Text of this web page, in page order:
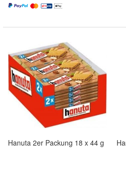
Hanuta 2er Packung 18 x 44 g